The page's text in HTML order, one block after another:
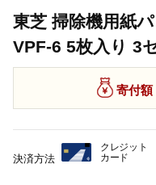
東芝 掃除機用紙
VPF-6 5枚入り 3
寄付額
決済方法
クレジット
カード